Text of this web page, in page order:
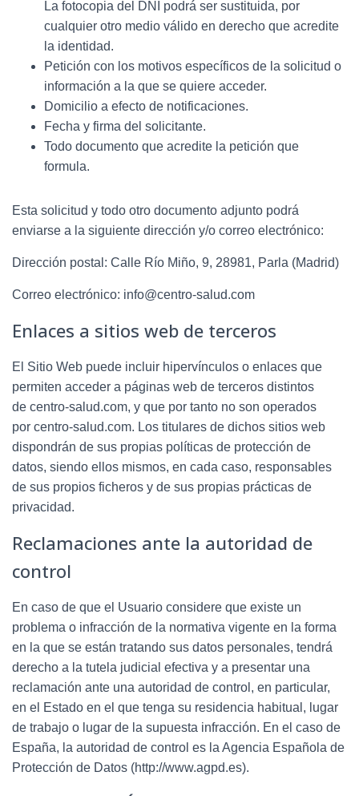
La fotocopia del DNI podrá ser sustituida, por
cualquier otro medio válido en derecho que acredite
la identidad.
Petición con los motivos específicos de la solicitud o
información a la que se quiere acceder.
Domicilio a efecto de notificaciones.
Fecha y firma del solicitante.
Todo documento que acredite la petición que
formula.
Esta solicitud y todo otro documento adjunto podrá
enviarse a la siguiente dirección y/o correo electrónico:
Dirección postal: Calle Río Miño, 9, 28981, Parla (Madrid)
Correo electrónico: info@centro-salud.com
Enlaces a sitios web de terceros
El Sitio Web puede incluir hipervínculos o enlaces que
permiten acceder a páginas web de terceros distintos
de centro-salud.com, y que por tanto no son operados
por centro-salud.com. Los titulares de dichos sitios web
dispondrán de sus propias políticas de protección de
datos, siendo ellos mismos, en cada caso, responsables
de sus propios ficheros y de sus propias prácticas de
privacidad.
Reclamaciones ante la autoridad de
control
En caso de que el Usuario considere que existe un
problema o infracción de la normativa vigente en la forma
en la que se están tratando sus datos personales, tendrá
derecho a la tutela judicial efectiva y a presentar una
reclamación ante una autoridad de control, en particular,
en el Estado en el que tenga su residencia habitual, lugar
de trabajo o lugar de la supuesta infracción. En el caso de
España, la autoridad de control es la Agencia Española de
Protección de Datos (http://www.agpd.es).